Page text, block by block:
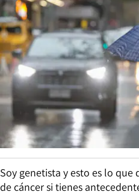
Soy genetista y esto es lo que
de cáncer si tienes